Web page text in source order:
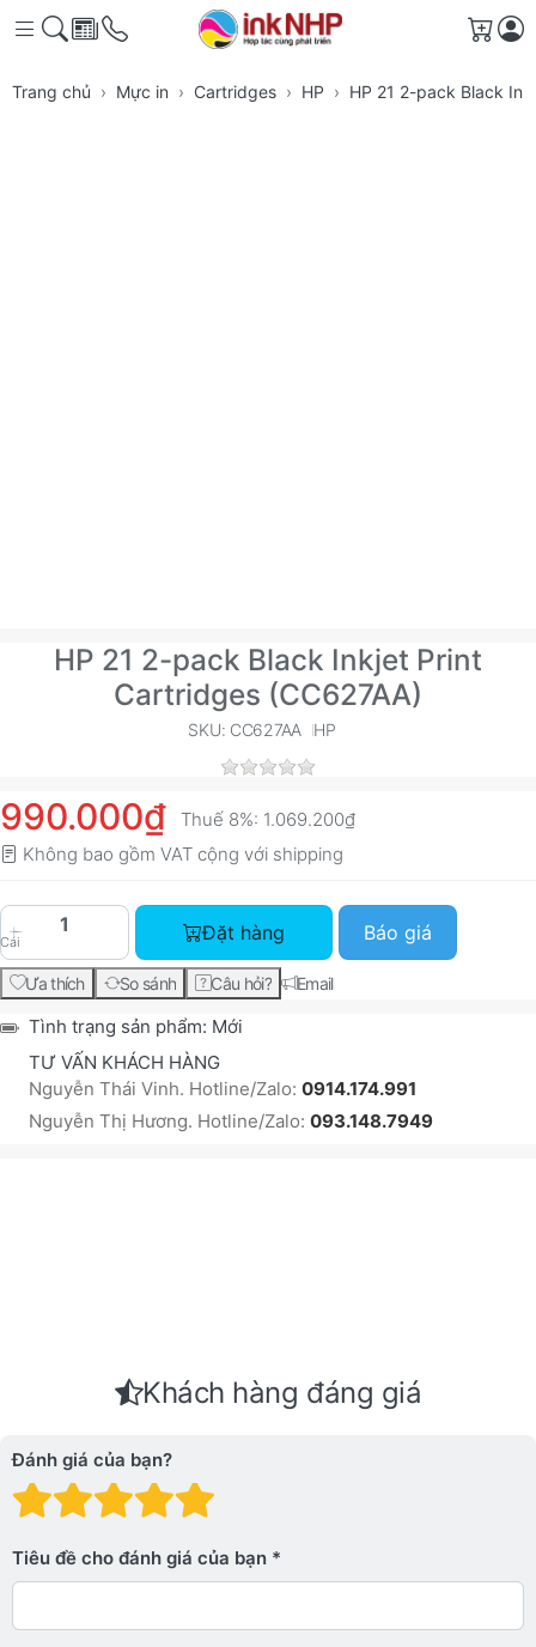
Giỏ
Trang chủ Mực in Cartridges HP HP 21 2-pack Black
HP 21 2-pack Black Inkjet Print
Cartridges (CC627AA)
SKU: CC627AA HP
990.000₫ Thuế 8%: 1.069.200₫
Không bao gồm VAT cộng với shipping
Cái
HP 21 2-pack Black Inkjet Print Cartridges
Đặt hàng Báo giá
Ưa thích So sánh Câu hỏi? Email
Tình trạng sản phẩm: Mới
TƯ VẤN KHÁCH HÀNG
Nguyễn Thái Vinh. Hotline/Zalo: 0914.174.991
Nguyễn Thị Hương. Hotline/Zalo: 093.148.7949
Khách hàng đáng giá
Đánh giá của bạn?
Đánh giá: 4 trên 5
Đánh giá: 3 trên 5 sao.
Đánh giá: 2 trên 5 sao.
Đánh giá: 1 trên 5 sao. Xấu
Tiêu đề cho đánh giá của bạn